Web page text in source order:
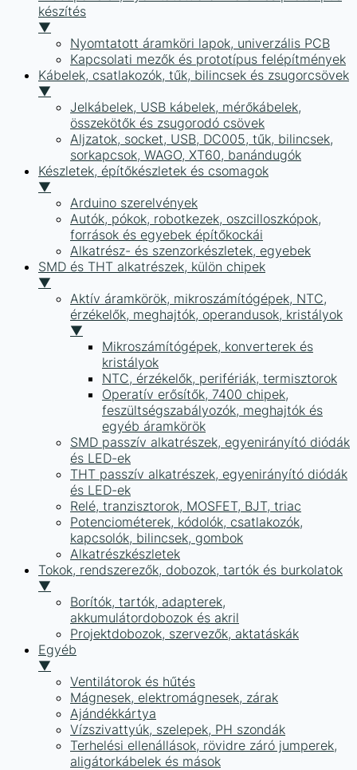
készítés
▼
Nyomtatott áramköri lapok, univerzális PCB
Kapcsolati mezők és prototípus felépítmények
Kábelek, csatlakozók, tűk, bilincsek és zsugorcsövek
▼
Jelkábelek, USB kábelek, mérőkábelek,
összekötők és zsugorodó csövek
Aljzatok, socket, USB, DC005, tűk, bilincsek,
sorkapcsok, WAGO, XT60, banándugók
Készletek, építőkészletek és csomagok
▼
Arduino szerelvények
Autók, pókok, robotkezek, oszcilloszkópok,
források és egyebek építőkockái
Alkatrész- és szenzorkészletek, egyebek
SMD és THT alkatrészek, külön chipek
▼
Aktív áramkörök, mikroszámítógépek, NTC,
érzékelők, meghajtók, operandusok, kristályok
▼
Mikroszámítógépek, konverterek és
kristályok
NTC, érzékelők, perifériák, termisztorok
Operatív erősítők, 7400 chipek,
feszültségszabályozók, meghajtók és
egyéb áramkörök
SMD passzív alkatrészek, egyenirányító diódák
és LED-ek
THT passzív alkatrészek, egyenirányító diódák
és LED-ek
Relé, tranzisztorok, MOSFET, BJT, triac
Potenciométerek, kódolók, csatlakozók,
kapcsolók, bilincsek, gombok
Alkatrészkészletek
Tokok, rendszerezők, dobozok, tartók és burkolatok
▼
Borítók, tartók, adapterek,
akkumulátordobozok és akril
Projektdobozok, szervezők, aktatáskák
Egyéb
▼
Ventilátorok és hűtés
Mágnesek, elektromágnesek, zárak
Ajándékkártya
Vízszivattyúk, szelepek, PH szondák
Terhelési ellenállások, rövidre záró jumperek,
aligátorkábelek és mások